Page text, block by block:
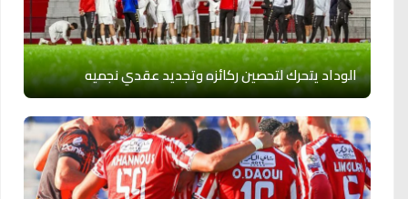
الوداد يتحرك لتحصين ركائزه وتجديد عقدي نجميه